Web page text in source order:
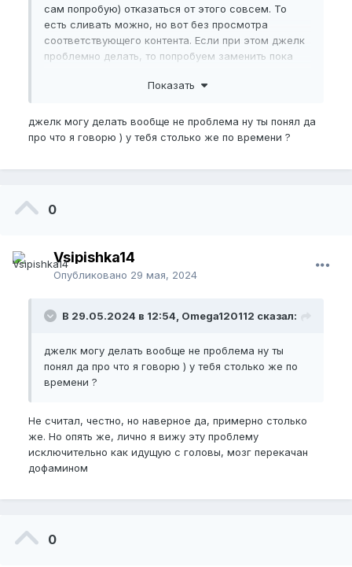
сам попробую) отказаться от этого совсем. То
есть сливать можно, но вот без просмотра
соответствующего контента. Если при этом джелк
проблемно делать, то попробуем заменить пока
Показать
джелк могу делать вообще не проблема ну ты понял да
про что я говорю ) у тебя столько же по времени ?
0
Vsipishka14
Опубликовано 29 мая, 2024
В 29.05.2024 в 12:54, Omega120112 сказал:
джелк могу делать вообще не проблема ну ты
понял да про что я говорю ) у тебя столько же по
времени ?
Не считал, честно, но наверное да, примерно столько
же. Но опять же, лично я вижу эту проблему
исключительно как идущую с головы, мозг перекачан
дофамином
0